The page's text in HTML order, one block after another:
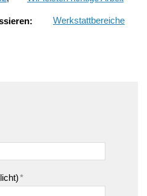
Werkstattbereiche
*